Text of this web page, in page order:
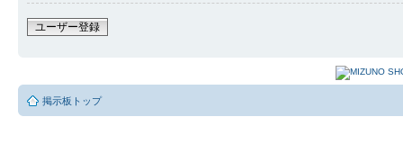
ユーザー登録
掲示板トップ